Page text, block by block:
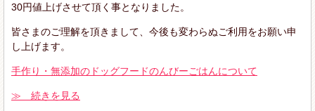
30円値上げさせて頂く事となりました。
皆さまのご理解を頂きまして、今後も変わらぬご利用をお願い申
し上げます。
手作り・無添加のドッグフードのんびーごはんについて
≫ 続きを見る